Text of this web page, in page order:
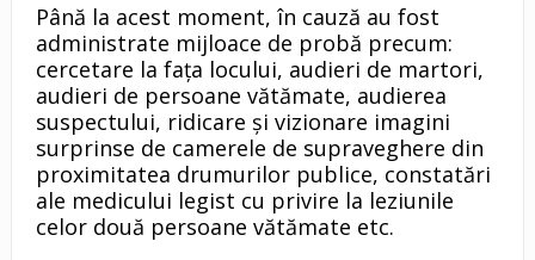
Până la acest moment, în cauză au fost
administrate mijloace de probă precum:
cercetare la fața locului, audieri de martori,
audieri de persoane vătămate, audierea
suspectului, ridicare şi vizionare imagini
surprinse de camerele de supraveghere din
proximitatea drumurilor publice, constatări
ale medicului legist cu privire la leziunile
celor două persoane vătămate etc.